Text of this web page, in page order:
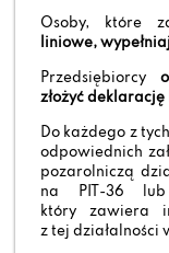
Osoby, które
liniowe,
Przedsiębiorcy
złożyć deklarację
Do każdego z
odpowiednich
pozarolniczą
na PIT-36 lub
który zawiera
z tej działalności